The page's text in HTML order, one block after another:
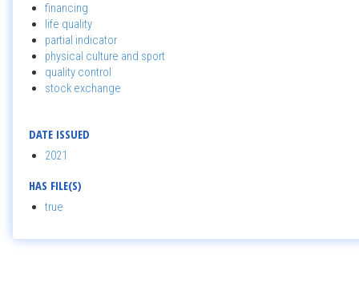
financing
life quality
partial indicator
physical culture and sport
quality control
stock exchange
DATE ISSUED
2021
HAS FILE(S)
true